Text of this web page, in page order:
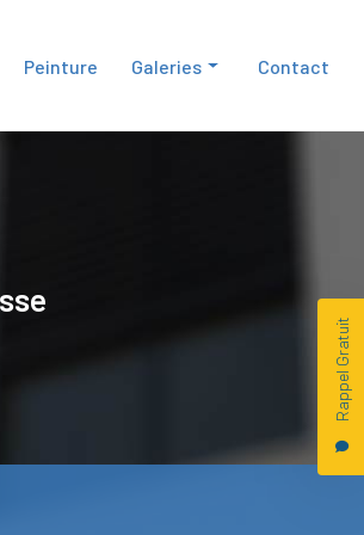
Rappel Gratuit
Peinture Galeries Contact